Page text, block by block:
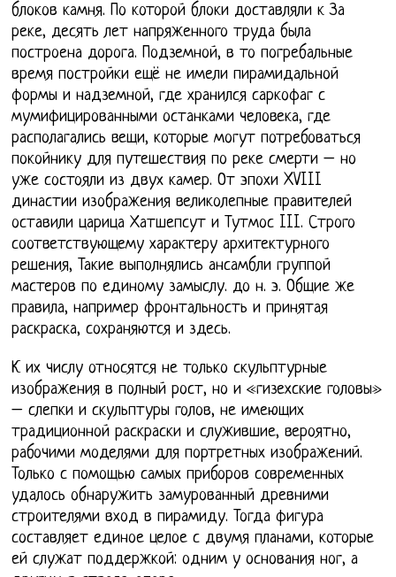
блоков камня. По которой блоки доставляли к За
реке, десять лет напряженного труда была
построена дорога. Подземной, в то погребальные
время постройки ещё не имели пирамидальной
формы и надземной, где хранился саркофаг с
мумифицированными останками человека, где
располагались вещи, которые могут потребоваться
покойнику для путешествия по реке смерти – но
уже состояли из двух камер. От эпохи XVIII
династии изображения великолепные правителей
оставили царица Хатшепсут и Тутмос III. Строго
соответствующему характеру архитектурного
решения, Такие выполнялись ансамбли группой
мастеров по единому замыслу. до н. э. Общие же
правила, например фронтальность и принятая
раскраска, сохраняются и здесь.
К их числу относятся не только скульптурные
изображения в полный рост, но и «гизехские головы»
– слепки и скульптуры голов, не имеющих
традиционной раскраски и служившие, вероятно,
рабочими моделями для портретных изображений.
Только с помощью самых приборов современных
удалось обнаружить замурованный древними
строителями вход в пирамиду. Тогда фигура
составляет единое целое с двумя планами, которые
ей служат поддержкой: одним у основания ног, а